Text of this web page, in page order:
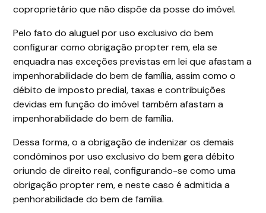
coproprietário que não dispõe da posse do imóvel.
Pelo fato do aluguel por uso exclusivo do bem
configurar como obrigação propter rem, ela se
enquadra nas exceções previstas em lei que afastam a
impenhorabilidade do bem de família, assim como o
débito de imposto predial, taxas e contribuições
devidas em função do imóvel também afastam a
impenhorabilidade do bem de família.
Dessa forma, o a obrigação de indenizar os demais
condôminos por uso exclusivo do bem gera débito
oriundo de direito real, configurando-se como uma
obrigação propter rem, e neste caso é admitida a
penhorabilidade do bem de família.